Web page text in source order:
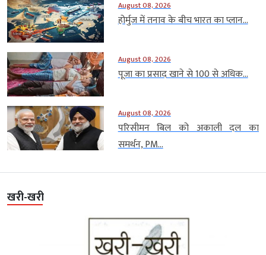
August 08, 2026
होर्मुज में तनाव के बीच भारत का प्लान...
August 08, 2026
पूजा का प्रसाद खाने से 100 से अधिक...
August 08, 2026
परिसीमन बिल को अकाली दल का
समर्थन, PM...
खरी-खरी